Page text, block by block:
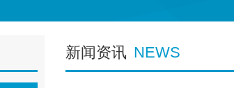
新闻资讯 NEWS